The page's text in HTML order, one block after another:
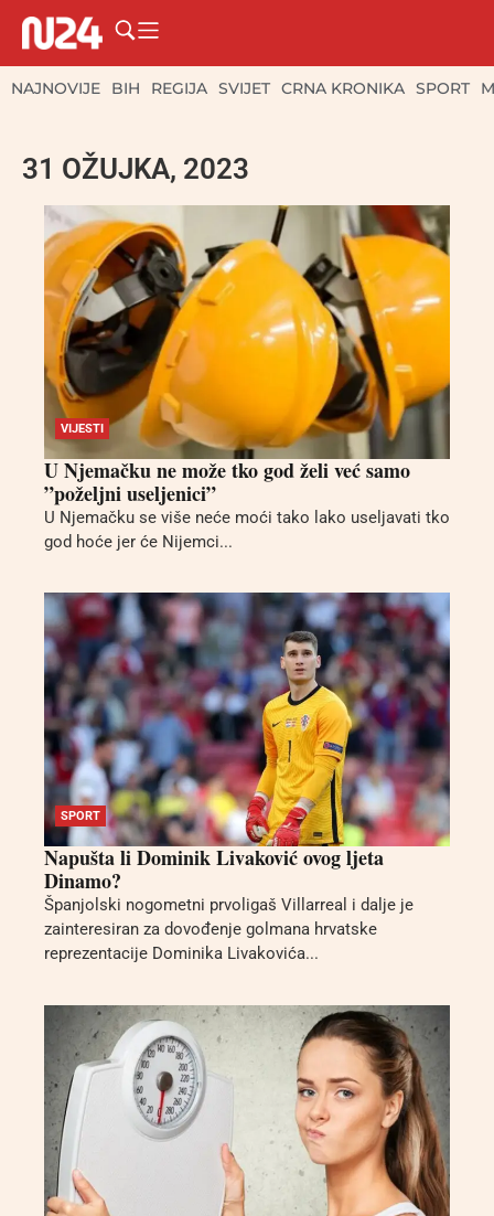
NAJNOVIJE BIH REGIJA SVIJET CRNA KRONIKA SPORT
31 OŽUJKA, 2023
VIJESTI
U Njemačku ne može tko god želi već samo
”poželjni useljenici”
U Njemačku se više neće moći tako lako useljavati tko
god hoće jer će Nijemci...
SPORT
Napušta li Dominik Livaković ovog ljeta
Dinamo?
Španjolski nogometni prvoligaš Villarreal i dalje je
zainteresiran za dovođenje golmana hrvatske
reprezentacije Dominika Livakovića...